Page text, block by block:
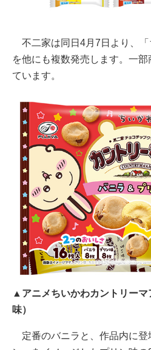
不二家は同日4月7日より、「
を他にも複数発売します。一
ています。
▲アニメちいかわカントリーマ
味）
定番のバニラと、作品内に登